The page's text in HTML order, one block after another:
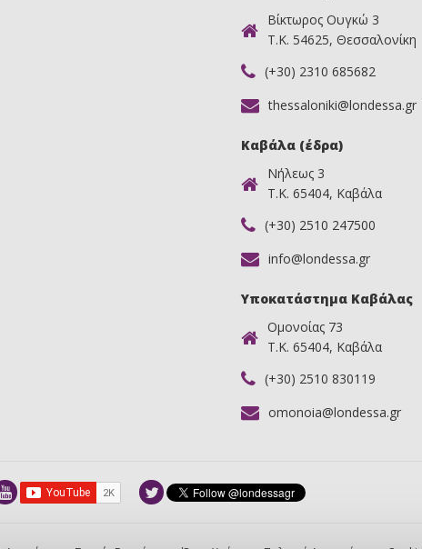
Βίκτωρος Ουγκώ 3
Τ.Κ. 54625, Θεσσαλονίκη
(+30) 2310 685682
thessaloniki@londessa.gr
Καβάλα (έδρα)
Νήλεως 3
Τ.Κ. 65404, Καβάλα
(+30) 2510 247500
info@londessa.gr
Υποκατάστημα Καβάλας
Ομονοίας 73
Τ.Κ. 65404, Καβάλα
(+30) 2510 830119
omonoia@londessa.gr